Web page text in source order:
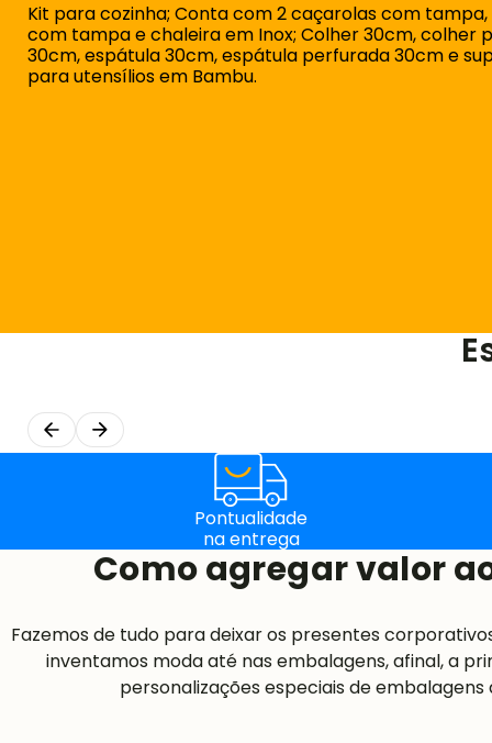
Kit para cozinha; Conta com 2 caçarolas com
com tampa e chaleira em Inox; Colher 30cm, colher
30cm, espátula 30cm, espátula perfurada 30cm e
para utensílios em Bambu.
Pontualidade
na entrega
Como agregar valor
Fazemos de tudo para deixar os presentes
inventamos moda até nas embalagens, afinal, a
personalizações especiais de